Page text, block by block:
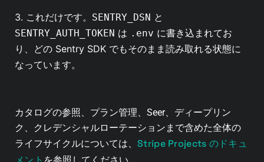
3. これだけです。 SENTRY_DSN と
SENTRY_AUTH_TOKEN は .env に書き込まれてお
り、どの Sentry SDK でもそのまま読み取れる状態に
なっています。
カタログの参照、プラン管理、Seer、ディープリン
ク、クレデンシャルローテーションまで含めた全体の
ライフサイクルについては、 Stripe Projects のドキュ
を参照してください。